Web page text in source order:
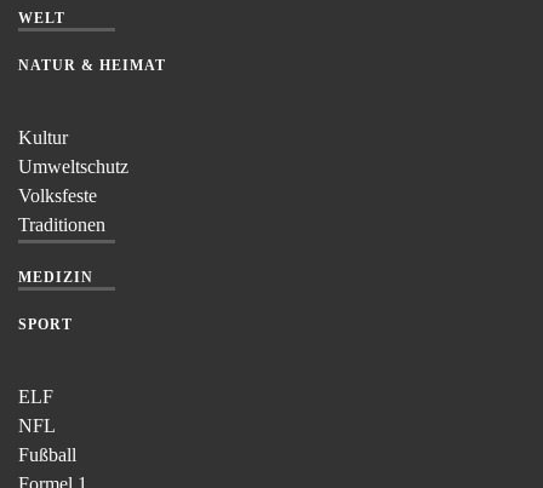
WELT
NATUR & HEIMAT
Kultur
Umweltschutz
Volksfeste
Traditionen
MEDIZIN
SPORT
ELF
NFL
Fußball
Formel 1